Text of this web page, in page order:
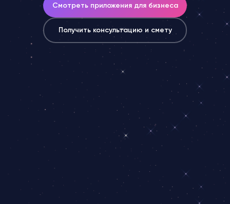
Смотреть приложения для бизнеса
Получить консультацию и смету